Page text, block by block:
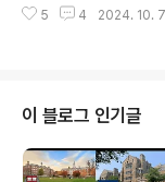
라인 career center 웹싸
나고, 난 벌써 모든 회사들
차 면접 및 마지막 면접을
ok에서 다음과 같은 이
k과의 on-campus 면접
5 4 2024. 10.
이 블로그 인기글